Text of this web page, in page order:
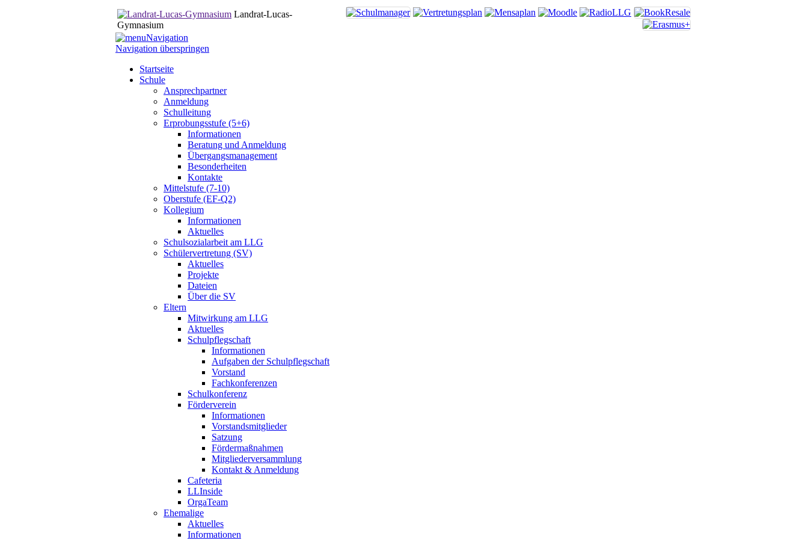
Landrat-Lucas-
Gymnasium
Navigation
Navigation überspringen
Startseite
Schule
Ansprechpartner
Anmeldung
Schulleitung
Erprobungsstufe (5+6)
Informationen
Beratung und Anmeldung
Übergangsmanagement
Besonderheiten
Kontakte
Mittelstufe (7-10)
Oberstufe (EF-Q2)
Kollegium
Informationen
Aktuelles
Schulsozialarbeit am LLG
Schülervertretung (SV)
Aktuelles
Projekte
Dateien
Über die SV
Eltern
Mitwirkung am LLG
Aktuelles
Schulpflegschaft
Informationen
Aufgaben der Schulpflegschaft
Vorstand
Fachkonferenzen
Schulkonferenz
Förderverein
Informationen
Vorstandsmitglieder
Satzung
Fördermaßnahmen
Mitgliederversammlung
Kontakt & Anmeldung
Cafeteria
LLInside
OrgaTeam
Ehemalige
Aktuelles
Informationen